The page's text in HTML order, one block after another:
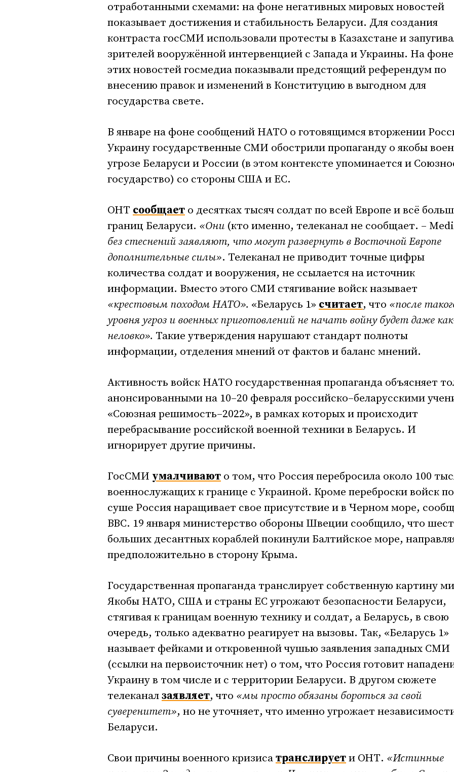
отработанными схемами: на фоне негативных мировых новостей
показывает достижения и стабильность Беларуси. Для создания
контраста госСМИ использовали протесты в Казахстане и
зрителей вооружённой интервенцией с Запада и Украины. На фоне
этих новостей госмедиа показывали предстоящий референдум по
внесению правок и изменений в Конституцию в выгодном для
государства свете.
В январе на фоне сообщений НАТО о готовящимся вторжении
Украину государственные СМИ обострили пропаганду о якобы
угрозе Беларуси и России (в этом контексте упоминается и
государство) со стороны США и ЕС.
ОНТ сообщает о десятках тысяч солдат по всей Европе и всё
границ Беларуси. «Они (кто именно, телеканал не сообщает. –
без стеснений заявляют, что могут развернуть в Восточной Европе
дополнительные силы». Телеканал не приводит точные цифры
количества солдат и вооружения, не ссылается на источник
информации. Вместо этого СМИ стягивание войск называет
«крестовым походом НАТО». «Беларусь 1» считает, что «после
уровня угроз и военных приготовлений не начать войну будет даже
неловко». Такие утверждения нарушают стандарт полноты
информации, отделения мнений от фактов и баланс мнений.
Активность войск НАТО государственная пропаганда объясняет
анонсированными на 10–20 февраля российско–беларусскими
«Союзная решимость–2022», в рамках которых и происходит
перебрасывание российской военной техники в Беларусь. И
игнорирует другие причины.
ГосСМИ умалчивают о том, что Россия перебросила около 100
военнослужащих к границе с Украиной. Кроме переброски войск по
суше Россия наращивает свое присутствие и в Черном море,
ВВС. 19 января министерство обороны Швеции сообщило, что
больших десантных кораблей покинули Балтийское море,
предположительно в сторону Крыма.
Государственная пропаганда транслирует собственную картину
Якобы НАТО, США и страны ЕС угрожают безопасности Беларуси,
стягивая к границам военную технику и солдат, а Беларусь, в свою
очередь, только адекватно реагирует на вызовы. Так, «Беларусь 1»
называет фейками и откровенной чушью заявления западных СМИ
(ссылки на первоисточник нет) о том, что Россия готовит
Украину в том числе и с территории Беларуси. В другом сюжете
телеканалзаявляет, что «мы просто обязаны бороться за свой
суверенитет», но не уточняет, что именно угрожает
Беларуси.
Свои причины военного кризисатранслируети ОНТ. «Истинные